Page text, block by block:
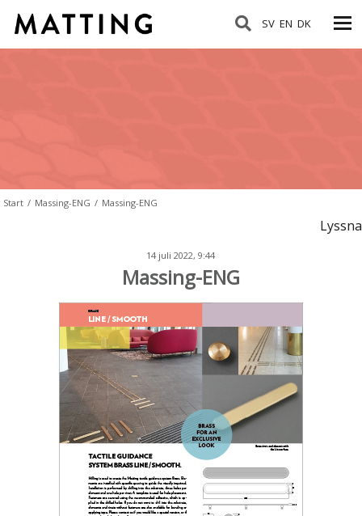
SV EN DK
Start / Massing-ENG / Massing-ENG
Lyssna
14 juli 2022, 9:44
Massing-ENG